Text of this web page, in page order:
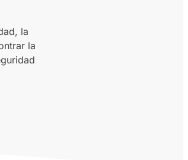
la
la